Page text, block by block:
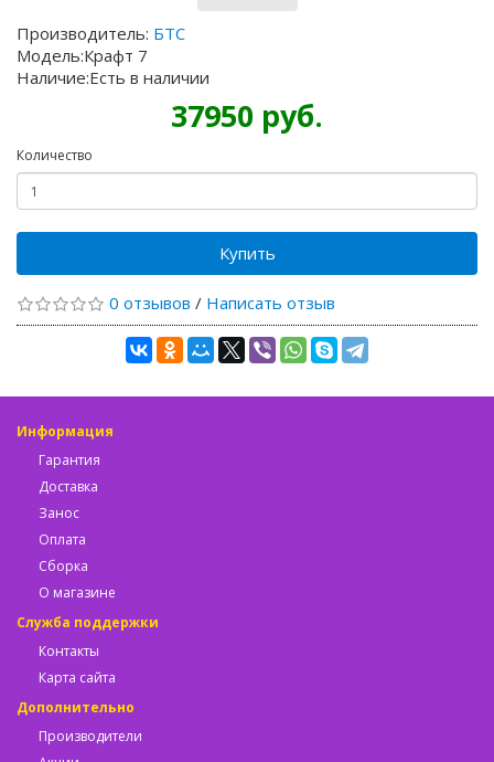
Производитель: БТС
Модель:Крафт 7
Наличие:Есть в наличии
37950 руб.
Количество
Купить
0 отзывов / Написать отзыв
Информация
Гарантия
Доставка
Занос
Оплата
Сборка
О магазине
Служба поддержки
Контакты
Карта сайта
Дополнительно
Производители